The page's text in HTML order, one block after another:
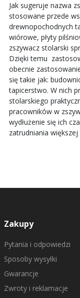
Jak sugeruje nazwa
stosowane przede
drewnopochodnych
wiórowe, płyty
zszywacz stolarski
Dzięki temu
obecnie
się takie jak:
tapicerstwo. W nich
stolarskiego
pracowników w
wydłużenie się ich
zatrudniania
Zakupy
Pytania i odpowiedzi
Sposoby wysyłki
Gwarancje
Zwroty i reklamacje